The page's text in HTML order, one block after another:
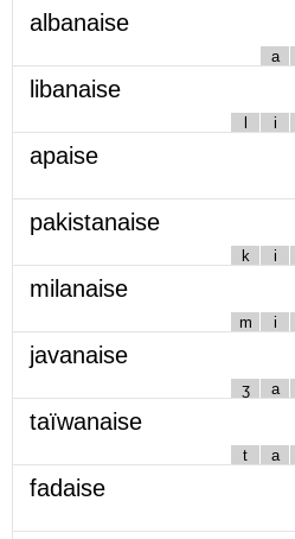
albanaise
a
libanaise
l i
apaise
pakistanaise
k i
milanaise
m i
javanaise
ʒ a
taïwanaise
t a
fadaise